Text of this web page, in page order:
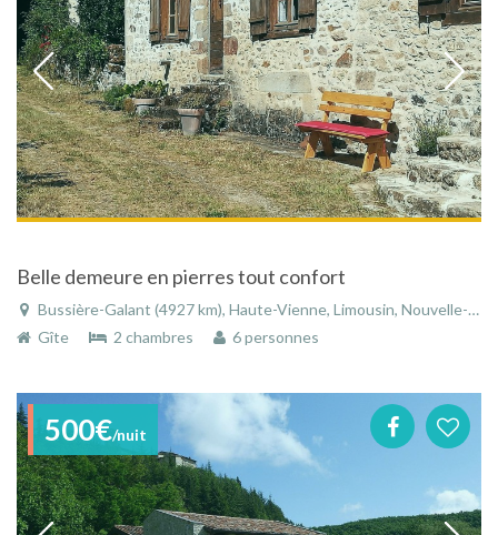
Belle demeure en pierres tout confort
Bussière-Galant (4927 km), Haute-Vienne, Limousin, Nouvelle-Aquitaine, France
Gîte
2 chambres 6 personnes
500€/nuit